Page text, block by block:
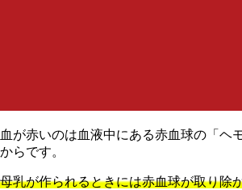
血が赤いのは血液中にある赤血球の「ヘ
からです。
母乳が作られるときには赤血球が取り除